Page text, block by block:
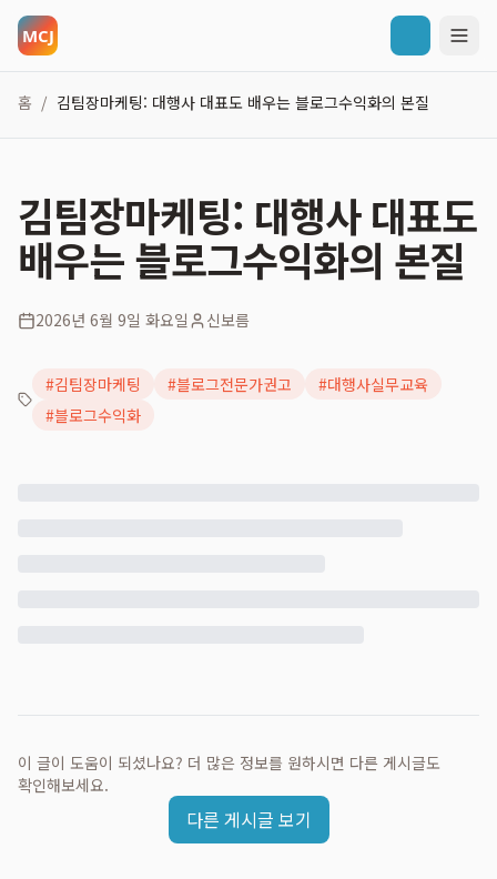
홈 / 김팀장마케팅: 대행사 대표도 배우는 블로그수익화의 본질
김팀장마케팅: 대행사 대표도
배우는 블로그수익화의 본질
2026년 6월 9일 화요일 신보름
#김팀장마케팅 #블로그전문가권고 #대행사실무교육
#블로그수익화
이 글이 도움이 되셨나요? 더 많은 정보를 원하시면 다른 게시글도
확인해보세요.
다른 게시글 보기